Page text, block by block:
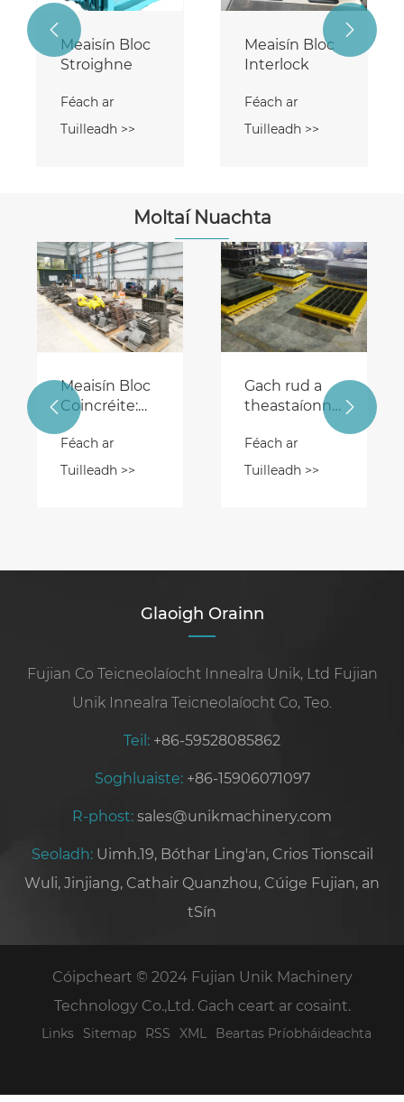
Meaisín Bloc
Stroighne
Féach ar
Tuilleadh >>
Meaisín Bloc
Interlock
Féach ar
Tuilleadh >>
 
Moltaí Nuachta
Meaisín Bloc
Coincréite:
Gach rud a
theastaíonn
uait a bheith
Féach ar
Tuilleadh >>
Gach rud a
theastaíonn
uait a bheith
ar eolas agat
maidir le
Féach ar
Tuilleadh >>
 
Glaoigh Orainn
Fujian Co Teicneolaíocht Innealra Unik, Ltd Fujian
Unik Innealra Teicneolaíocht Co, Teo.
Teil: +86-59528085862
Soghluaiste: +86-15906071097
R-phost: sales@unikmachinery.com
Seoladh: Uimh.19, Bóthar Ling'an, Crios Tionscail
Wuli, Jinjiang, Cathair Quanzhou, Cúige Fujian, an
tSín
Cóipcheart © 2024 Fujian Unik Machinery
Technology Co.,Ltd. Gach ceart ar cosaint.
Links Sitemap RSS XML Beartas Príobháideachta